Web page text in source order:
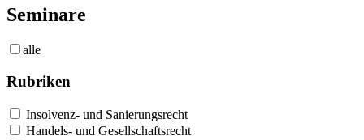
Seminare
alle
Rubriken
Insolvenz- und Sanierungsrecht
Handels- und Gesellschaftsrecht